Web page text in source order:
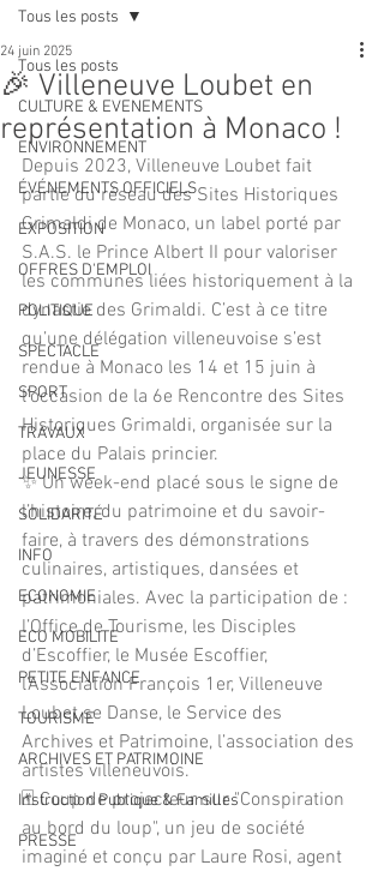
Tous les posts
CULTURE & EVENEMENTS
ENVIRONNEMENT
ÉVÉNEMENTS OFFICIELS
EXPOSITION
OFFRES D'EMPLOI
POLITIQUE
SPECTACLE
SPORT
TRAVAUX
JEUNESSE
SOLIDARITÉ
INFO
ECONOMIE
ECO MOBILITE
PETITE ENFANCE
TOURISME
ARCHIVES ET PATRIMOINE
Instruction Publique & Familles
PRESSE
Tous les posts
🎉 Villeneuve Loubet en
représentation à Monaco !
24 juin 2025
Depuis 2023, Villeneuve Loubet fait
partie du réseau des Sites Historiques
Grimaldi de Monaco, un label porté par
S.A.S. le Prince Albert II pour valoriser
les communes liées historiquement à la
dynastie des Grimaldi. C’est à ce titre
qu’une délégation villeneuvoise s’est
rendue à Monaco les 14 et 15 juin à
l’occasion de la 6e Rencontre des Sites
Historiques Grimaldi, organisée sur la
place du Palais princier.
✨ Un week-end placé sous le signe de
l’histoire, du patrimoine et du savoir-
faire, à travers des démonstrations
culinaires, artistiques, dansées et
patrimoniales. Avec la participation de :
l’Office de Tourisme, les Disciples
d’Escoffier, le Musée Escoffier,
l’Association François 1er, Villeneuve
Loubet se Danse, le Service des
Archives et Patrimoine, l’association des
artistes villeneuvois.
🃏 Coup de projecteur sur "Conspiration
au bord du loup", un jeu de société
imaginé et conçu par Laure Rosi, agent